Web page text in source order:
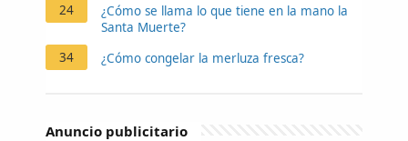
24
¿Cómo se llama lo que tiene en la mano la
Santa Muerte?
34
¿Cómo congelar la merluza fresca?
Anuncio publicitario